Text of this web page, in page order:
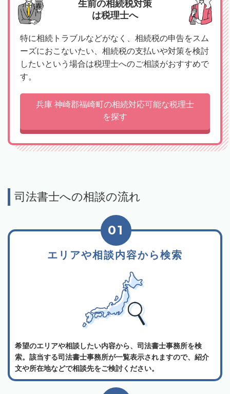
生前の相続税対策
は税理士へ
特に相続トラブルなどがなく、相続税の申告をスム
ーズにおこないたい、相続税の支払いや対策を検討
したいという場合は税理士へのご相談がおすすめで
す。
兵庫 神崎郡福崎町の相続対応可能な税理士
を探す
司法書士への相談の流れ
エリアや相談内容から検索
01
希望のエリアや相談したい内容から、司法書士事務所を検
索。該当する司法書士事務所が一覧表示されますので、紹介
文や所在地などで相談先をご検討ください。